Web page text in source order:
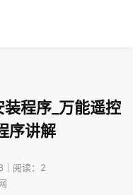
程序_万能遥控
序讲解
阅读：2